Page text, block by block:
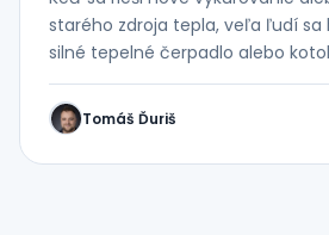
starého zdroja tepla, veľa ľudí sa
silné tepelné čerpadlo alebo
Tomáš Ďuriš